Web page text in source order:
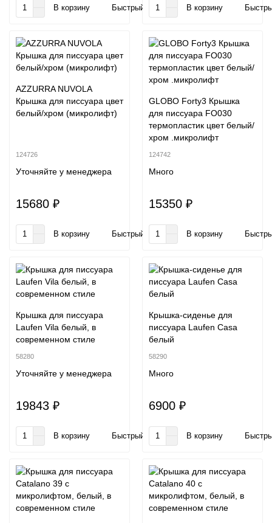
В корзину Быстрый заказ В корзину
AZZURRA NUVOLA
Крышка для писсуара цвет
белый/хром (микролифт)
124726
Уточняйте у менеджера
15680 ₽
В корзину Быстрый заказ
GLOBO Forty3 Крышка
для писсуара FO030
термопластик цвет белый/
хром .микролифт
124742
Много
15350 ₽
В корзину
Крышка для писсуара
Laufen Vila белый, в
современном стиле
58280
Уточняйте у менеджера
19843 ₽
В корзину Быстрый заказ
Крышка-сиденье для
писсуара Laufen Casa
белый
58290
Много
6900 ₽
В корзину